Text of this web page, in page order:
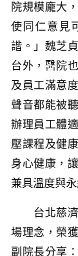
院規模龐大
使同仁意見
諧。」魏芝
台外，醫院
及員工滿意
聲音都能被
辦理員工體
壓課程及健
身心健康，
兼具溫度與
台北慈濟
場理念，榮
副院長分享